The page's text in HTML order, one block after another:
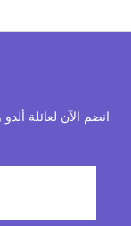
انضم الآن لعائلة